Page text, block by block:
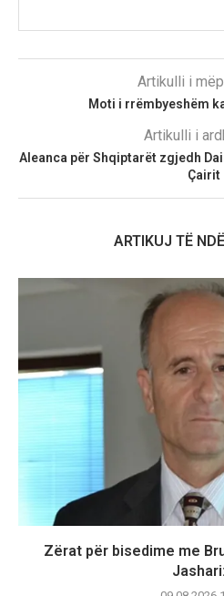
Artikulli i
Moti i rrëmbyeshëm
Artikulli i
Aleanca për Shqiptarët zgjedh
Çairit
ARTIKUJ TË
Zërat për bisedime me